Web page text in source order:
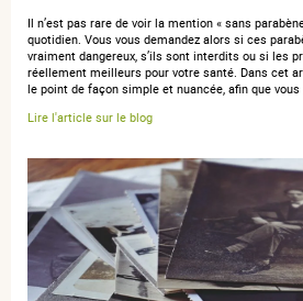
Wéléda reste un bon laboratoire et
élaborés.
Il n’est pas rare de voir la mention « sans
quotidien. Vous vous demandez alors si ces
vraiment dangereux, s’ils sont interdits ou si les
réellement meilleurs pour votre santé. Dans cet
le point de façon simple et nuancée, afin que vous
Lire l'article sur le blog